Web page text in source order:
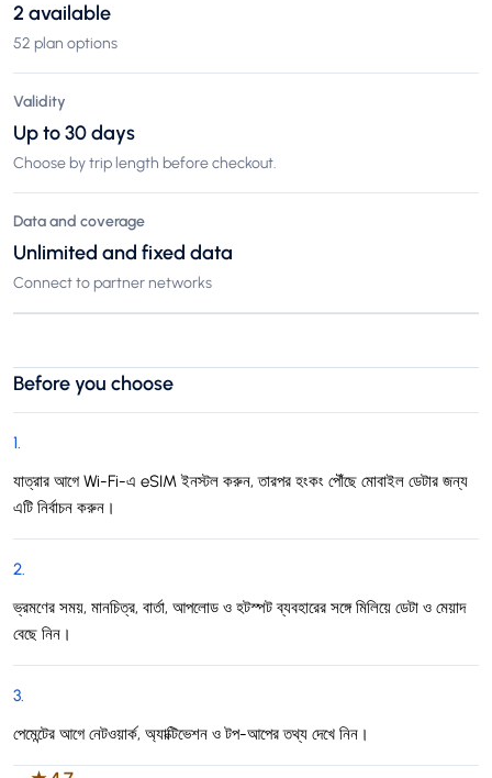
2 available
52 plan options
Validity
Up to 30 days
Choose by trip length before checkout.
Data and coverage
Unlimited and fixed data
Connect to partner networks
Before you choose
1.
যাত্রার আগে Wi-Fi-এ eSIM ইনস্টল করুন, তারপর হংকং পৌঁছে মোবাইল ডেটার জন্য
এটি নির্বাচন করুন।
2.
ভ্রমণের সময়, মানচিত্র, বার্তা, আপলোড ও হটস্পট ব্যবহারের সঙ্গে মিলিয়ে ডেটা ও মেয়াদ
বেছে নিন।
3.
পেমেন্টের আগে নেটওয়ার্ক, অ্যাক্টিভেশন ও টপ-আপের তথ্য দেখে নিন।